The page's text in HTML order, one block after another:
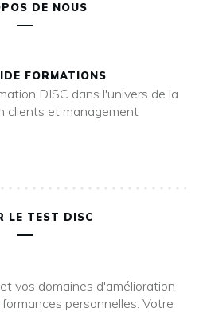
DE NOUS
FORMATIONS
DISC dans l'univers de la
clients et management
LE TEST DISC
vos domaines d'amélioration
personnelles. Votre